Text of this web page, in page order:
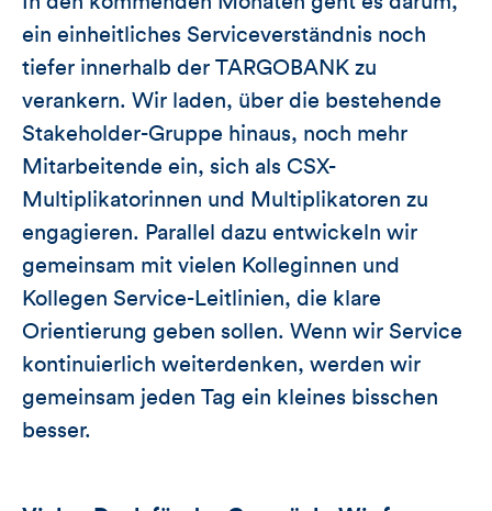
ein einheitliches Serviceverständnis noch
tiefer innerhalb der TARGOBANK zu
verankern. Wir laden, über die bestehende
Stakeholder-Gruppe hinaus, noch mehr
Mitarbeitende ein, sich als CSX-
Multiplikatorinnen und Multiplikatoren zu
engagieren. Parallel dazu entwickeln wir
gemeinsam mit vielen Kolleginnen und
Kollegen Service-Leitlinien, die klare
Orientierung geben sollen. Wenn wir Service
kontinuierlich weiterdenken, werden wir
gemeinsam jeden Tag ein kleines bisschen
besser.